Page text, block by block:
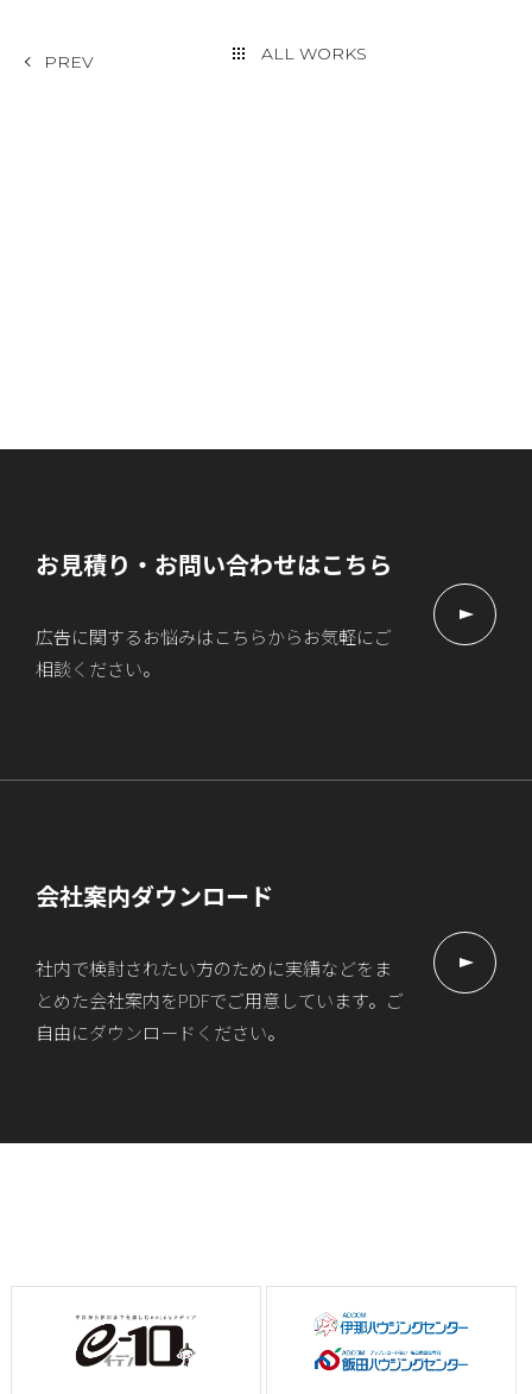
PREV ALL WORKS
お見積り・お問い合わせはこちら
広告に関するお悩みはこちらからお気軽にご
相談ください。
会社案内ダウンロード
社内で検討されたい方のために実績などをま
とめた会社案内をPDFでご用意しています。ご
自由にダウンロードください。